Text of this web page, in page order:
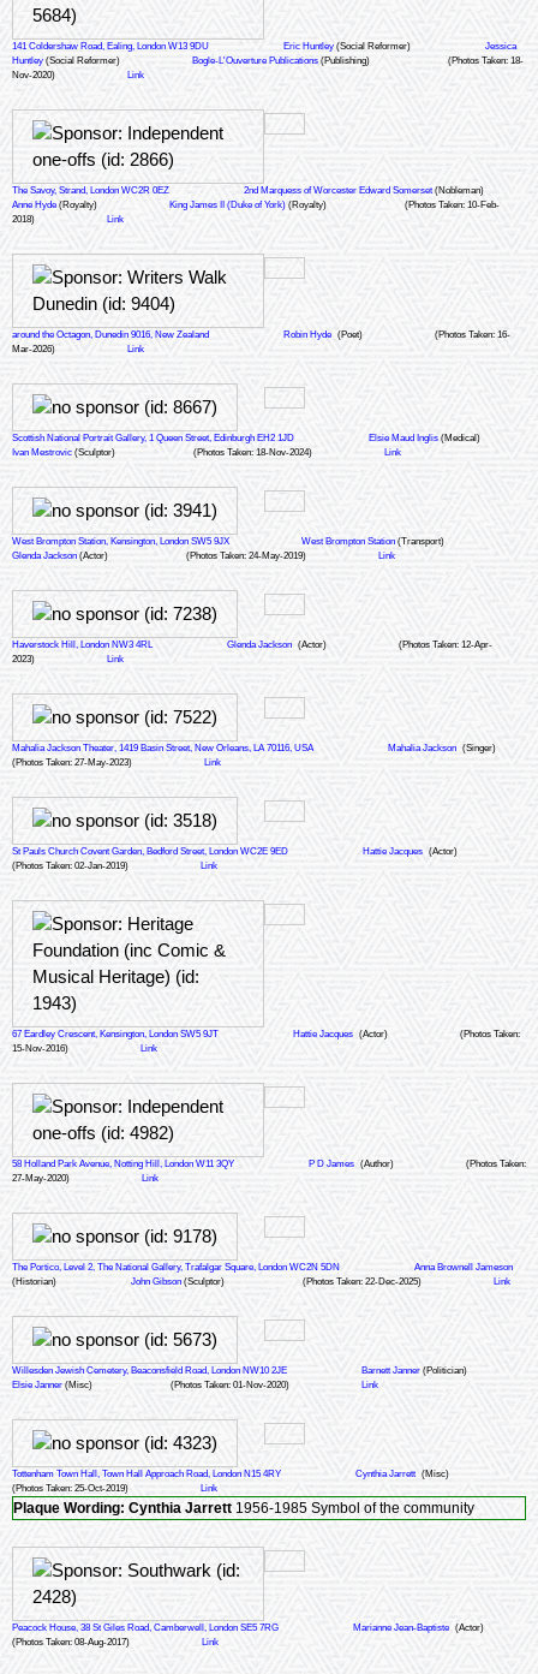
141 Coldershaw Road, Ealing, London W13 9DU Eric Huntley (Social Reformer)
Jessica
Huntley (Social Reformer) Bogle-L'Ouverture Publications (Publishing)
(Photos Taken: 18-
Nov-2020)
Link
The Savoy, Strand, London WC2R 0EZ 2nd Marquess of Worcester Edward Somerset(Nobleman)
Anne Hyde(Royalty) King James II (Duke of York) (Royalty)
(Photos Taken: 10-Feb-
2018)
Link
around the Octagon, Dunedin 9016, New Zealand Robin Hyde (Poet)
(Photos Taken: 16-
Mar-2026)
Link
Scottish National Portrait Gallery, 1 Queen Street, Edinburgh EH2 1JD Elsie Maud Inglis (Medical)
Ivan Mestrovic (Sculptor) (Photos Taken: 18-Nov-2024) Link
West Brompton Station, Kensington, London SW5 9JX West Brompton Station (Transport)
Glenda Jackson (Actor) (Photos Taken: 24-May-2019) Link
Haverstock Hill, London NW3 4RL Glenda Jackson (Actor)
(Photos Taken: 12-Apr-
2023)
Link
Mahalia Jackson Theater, 1419 Basin Street, New Orleans, LA 70116, USA Mahalia Jackson (Singer)
(Photos Taken: 27-May-2023)
Link
St Pauls Church Covent Garden, Bedford Street, London WC2E 9ED Hattie Jacques (Actor)
(Photos Taken: 02-Jan-2019)
Link
67 Eardley Crescent, Kensington, London SW5 9JT Hattie Jacques (Actor)
(Photos Taken:
15-Nov-2016)
Link
58 Holland Park Avenue, Notting Hill, London W11 3QY P D James (Author)
(Photos Taken:
27-May-2020)
Link
The Portico, Level 2, The National Gallery, Trafalgar Square, London WC2N 5DN
Anna Brownell Jameson
(Historian)
John Gibson (Sculptor) (Photos Taken: 22-Dec-2025) Link
Willesden Jewish Cemetery, Beaconsfield Road, London NW10 2JE Barnett Janner (Politician)
Elsie Janner (Misc) (Photos Taken: 01-Nov-2020) Link
Tottenham Town Hall, Town Hall Approach Road, London N15 4RY Cynthia Jarrett (Misc)
(Photos Taken: 25-Oct-2019)
Link
Plaque Wording: Cynthia Jarrett1956-1985 Symbol of the community
Peacock House, 38 St Giles Road, Camberwell, London SE5 7RG Marianne Jean-Baptiste (Actor)
(Photos Taken: 08-Aug-2017)
Link